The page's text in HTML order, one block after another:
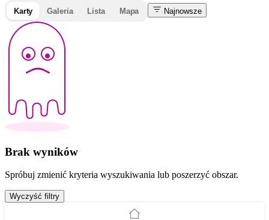
Karty Galeria Lista Mapa Najnowsze
Brak wyników
Spróbuj zmienić kryteria wyszukiwania lub poszerzyć obszar.
Wyczyść filtry